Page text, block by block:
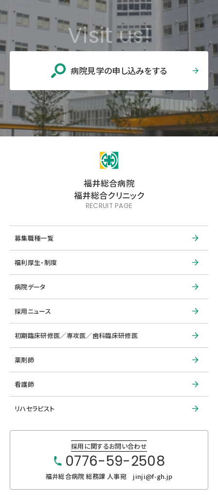
Visit us!
病院見学の申し込みをする
福井総合病院
福井総合クリニック
RECRUIT PAGE
募集職種一覧
福利厚生・制度
病院データ
採用ニュース
初期臨床研修医／専攻医／歯科臨床研修医
薬剤師
看護師
リハセラピスト
採用に関するお問い合わせ
0776-59-2508
福井総合病院 総務課 人事宛 jinji@f-gh.jp